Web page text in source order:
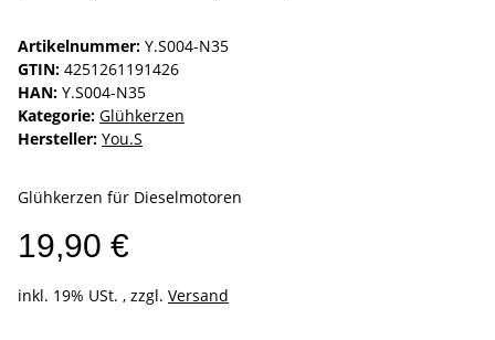
Artikelnummer: Y.S004-N35
GTIN: 4251261191426
HAN: Y.S004-N35
Kategorie: Glühkerzen
Hersteller: You.S
Glühkerzen für Dieselmotoren
19,90 €
inkl. 19% USt. , zzgl. Versand